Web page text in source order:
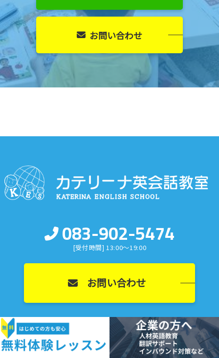
お問い合わせ
083-902-5474
[受付時間] 13:00〜19:00
お問い合わせ
Copyright(c)2026 カテリーナ英会話教室 Corporation All Right Reserved. │ログイン